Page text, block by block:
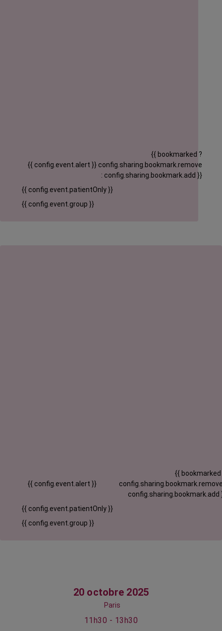
{{ config.event.alert }}
{{ bookmarked ?
config.sharing.bookmark.remove
: config.sharing.bookmark.add }}
{{ config.event.patientOnly }}
{{ config.event.group }}
{{ config.event.alert }}
{{ bookmarked
config.sharing.bookmark.add
{{ config.event.patientOnly }}
{{ config.event.group }}
20 octobre 2025
Paris
11h30 - 13h30